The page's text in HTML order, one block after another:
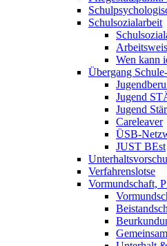
Schulsozialarbeit
Wen kann
Übergang
Jugend
Jugend
Careleaver
ÜSB-
JUST BEst
Verfahrenslotse
Vormundschaft,